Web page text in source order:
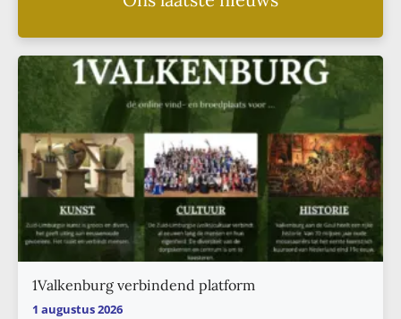
1Valkenburg verbindend platform
1 augustus 2026